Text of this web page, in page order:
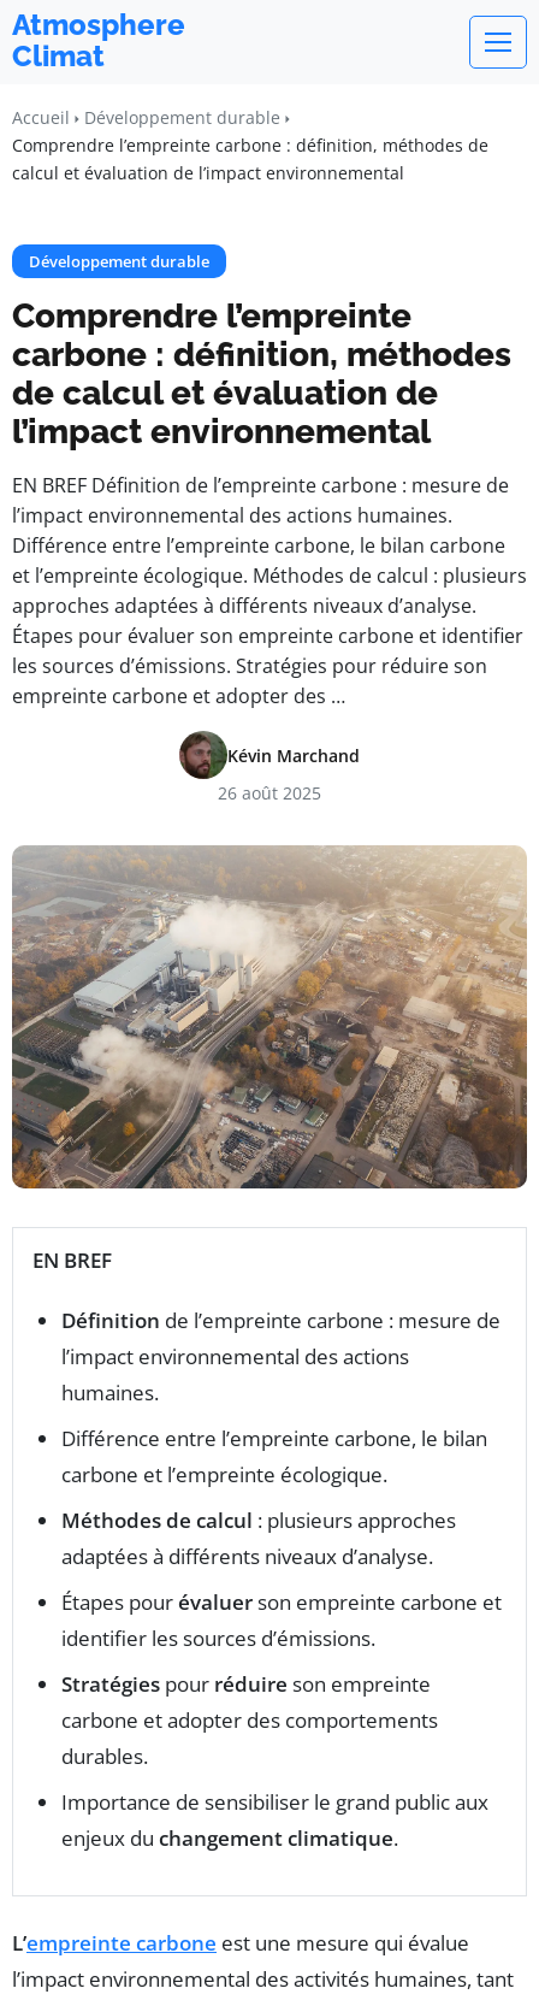
Atmosphere
Climat
Accueil
Développement durable
Comprendre l’empreinte carbone : définition, méthodes de
calcul et évaluation de l’impact environnemental
Développement durable
Comprendre l’empreinte
carbone : définition, méthodes
de calcul et évaluation de
l’impact environnemental
EN BREF Définition de l’empreinte carbone : mesure de
l’impact environnemental des actions humaines.
Différence entre l’empreinte carbone, le bilan carbone
et l’empreinte écologique. Méthodes de calcul : plusieurs
approches adaptées à différents niveaux d’analyse.
Étapes pour évaluer son empreinte carbone et identifier
les sources d’émissions. Stratégies pour réduire son
empreinte carbone et adopter des …
Kévin Marchand
26 août 2025
EN BREF
Définition de l’empreinte carbone : mesure de
l’impact environnemental des actions
humaines.
Différence entre l’empreinte carbone, le bilan
carbone et l’empreinte écologique.
Méthodes de calcul : plusieurs approches
adaptées à différents niveaux d’analyse.
Étapes pourévaluerson empreinte carbone et
identifier les sources d’émissions.
Stratégies pour réduire son empreinte
carbone et adopter des comportements
durables.
Importance de sensibiliser le grand public aux
enjeux du changement climatique.
L’empreinte carbone est une mesure qui évalue
l’impact environnemental des activités humaines, tant